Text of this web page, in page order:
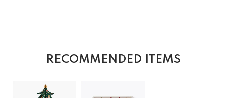
---------------------------------
RECOMMENDED ITEMS